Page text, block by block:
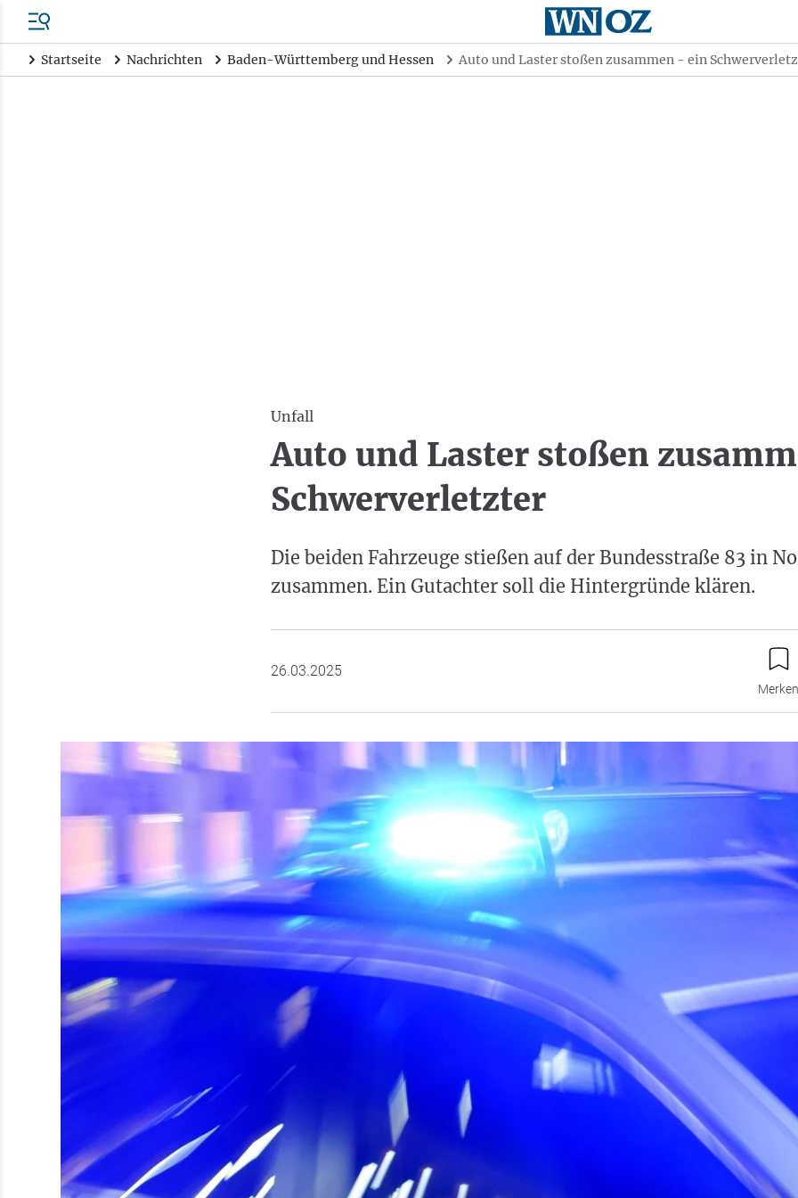
Startseite Nachrichten Baden-Württemberg und Hessen Auto und Laster stoßen zusammen - ein
Unfall
Auto und Laster stoßen
Schwerverletzter
Die beiden Fahrzeuge stießen auf der Bundesstraße 83 in
zusammen. Ein Gutachter soll die Hintergründe klären.
26.03.2025
Merken